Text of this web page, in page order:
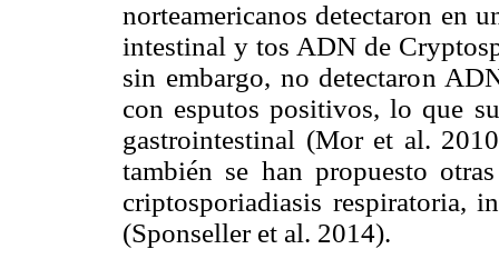
norteamericanos detectaron en
intestinal y tos ADN de
sin embargo, no detectaron
con esputos positivos, lo que
gastrointestinal (Mor et al.
también se han propuesto
criptosporiadiasis respiratoria,
(Sponseller et al. 2014).